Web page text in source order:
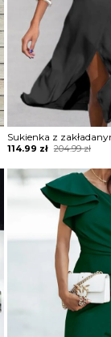
204.99zł
Original
was:
204.99 zł.
114.99 zł
Current
is:
114.99 zł.